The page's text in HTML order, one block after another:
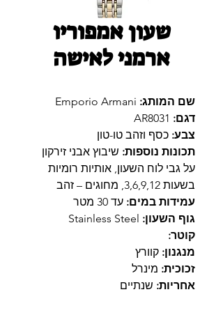
שעון אמפוריו
ארמני לאישה
שם המותג:
דגם:
צבע: כסף וזהב טו-טון
תכונות נוספות: שיבוץ אבני זירקון
על גבי לוח השעון, אותיות רומיות
בשעות 3,6,9,12, מחוגים – זהב
עמידות במים: עד 30 מטר
גוף השעון:
קוטר:
מנגנון: קוורץ
זכוכית: מינרל
אחריות: שנתיים